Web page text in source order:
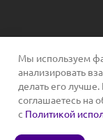
Мы используем
анализировать
делать его
соглашаетесь на
с Политикой